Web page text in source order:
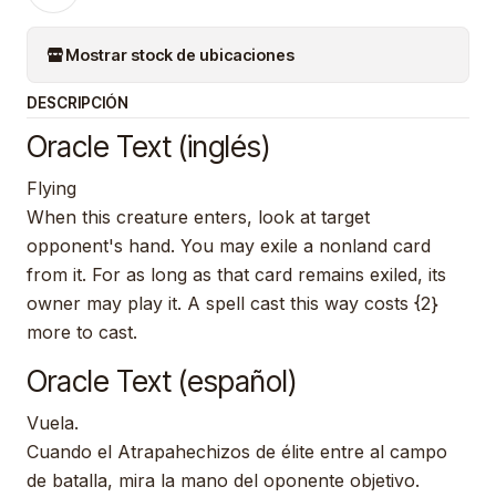
Mostrar stock de ubicaciones
DESCRIPCIÓN
Oracle Text (inglés)
Flying
When this creature enters, look at target
opponent's hand. You may exile a nonland card
from it. For as long as that card remains exiled, its
owner may play it. A spell cast this way costs {2}
more to cast.
Oracle Text (español)
Vuela.
Cuando el Atrapahechizos de élite entre al campo
de batalla, mira la mano del oponente objetivo.